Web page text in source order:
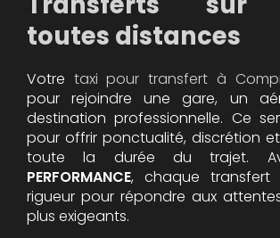
toutes distances
Votre taxi pour transfert à
pour rejoindre une gare, un
destination professionnelle. Ce
pour offrir ponctualité, discrétion
toute la durée du trajet.
PERFORMANCE, chaque
rigueur pour répondre aux
plus exigeants.